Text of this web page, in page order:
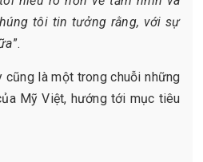
tôi tin tưởng rằng, với sự
”.
cũng là một trong chuỗi những
Mỹ Việt, hướng tới mục tiêu